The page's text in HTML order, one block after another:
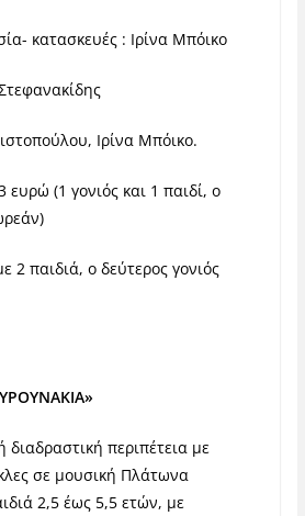
κατασκευές : Ιρίνα Μπόικο
Ιρίνα Μπόικο.
ευρώ (1 γονιός και 1 παιδί, ο
2 παιδιά, ο δεύτερος γονιός
περιπέτεια με
σε μουσική Πλάτωνα
2,5 έως 5,5 ετών, με